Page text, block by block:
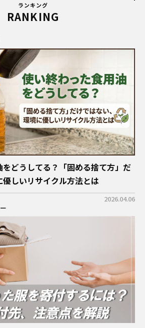
ランキング
RANKING
どうしてる？「固める捨て方」だ
しいリサイクル方法とは
2026.04.06